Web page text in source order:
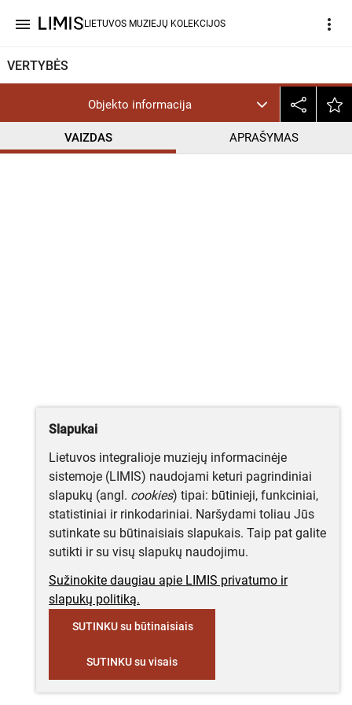
menu LIETUVOS MUZIEJŲ KOLEKCIJOS more_vert
VERTYBĖS
Objekto informacija
VAIZDAS APRAŠYMAS
CC BY-NC-ND
Slapukai
Lietuvos integralioje muziejų informacinėje
sistemoje (LIMIS) naudojami keturi pagrindiniai
slapukų (angl. cookies) tipai: būtinieji, funkciniai,
statistiniai ir rinkodariniai. Naršydami toliau Jūs
sutinkate su būtinaisiais slapukais. Taip pat galite
sutikti ir su visų slapukų naudojimu.
Sužinokite daugiau apie LIMIS privatumo ir
slapukų politiką.
SUTINKU su būtinaisiais
SUTINKU su visais